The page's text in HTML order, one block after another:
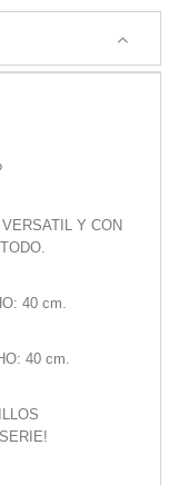
Y CON
40 cm.
40 cm.